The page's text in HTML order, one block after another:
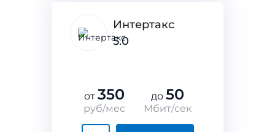
Интертакс
5.0
от 350
руб/мес
до 50
Мбит/сек